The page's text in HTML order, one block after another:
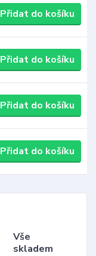
Přidat do košíku
Přidat do košíku
Přidat do košíku
Přidat do košíku
Vše
skladem